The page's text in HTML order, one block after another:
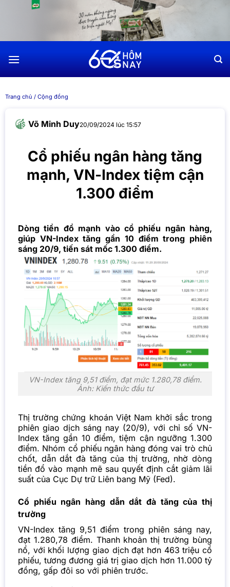
dung
Trang chủ / Cộng đồng
Võ Minh Duy20/09/2024 lúc 15:57
Cổ phiếu ngân hàng tăng
mạnh, VN-Index tiệm cận
1.300 điểm
Dòng tiền đổ mạnh vào cổ phiếu ngân hàng,
giúp VN-Index tăng gần 10 điểm trong phiên
sáng 20/9, tiến sát mốc 1.300 điểm.
VN-Index tăng 9,51 điểm, đạt mức 1.280,78 điểm.
Ảnh: Kiến thức đầu tư
Thị trường chứng khoán Việt Nam khởi sắc trong
phiên giao dịch sáng nay (20/9), với chỉ số VN-
Index tăng gần 10 điểm, tiệm cận ngưỡng 1.300
điểm. Nhóm cổ phiếu ngân hàng đóng vai trò chủ
chốt, dẫn dắt đà tăng của thị trường, nhờ dòng
tiền đổ vào mạnh mẽ sau quyết định cắt giảm lãi
suất của Cục Dự trữ Liên bang Mỹ (Fed).
Cổ phiếu ngân hàng dẫn dắt đà tăng của thị
trường
VN-Index tăng 9,51 điểm trong phiên sáng nay,
đạt 1.280,78 điểm. Thanh khoản thị trường bùng
nổ, với khối lượng giao dịch đạt hơn 463 triệu cổ
phiếu, tương đương giá trị giao dịch hơn 11.000 tỷ
đồng, gấp đôi so với phiên trước.